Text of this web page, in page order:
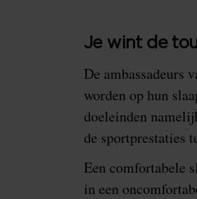
Je wint de
De ambassadeurs
worden op hun
doeleinden
de sportprestaties
Een comfortabele
in een